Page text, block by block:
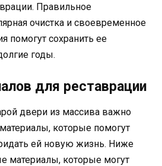
Правильное
очистка и своевременное
помогут сохранить ее
годы.
для реставрации
двери из массива важно
которые помогут
ей новую жизнь. Ниже
материалы, которые могут